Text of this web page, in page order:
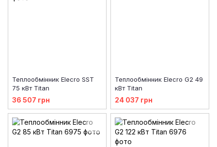
Теплообмінник Elecro SST
75 кВт Titan
36 507 грн
Теплообмінник Elecro G2 49
кВт Titan
24 037 грн